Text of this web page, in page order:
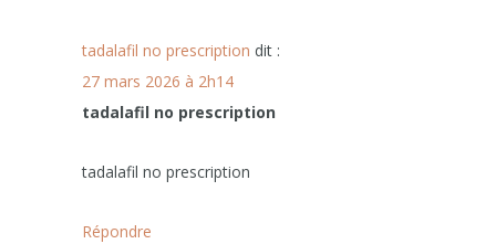
tadalafil no prescription dit :
27 mars 2026 à 2h14
tadalafil no prescription
tadalafil no prescription
Répondre